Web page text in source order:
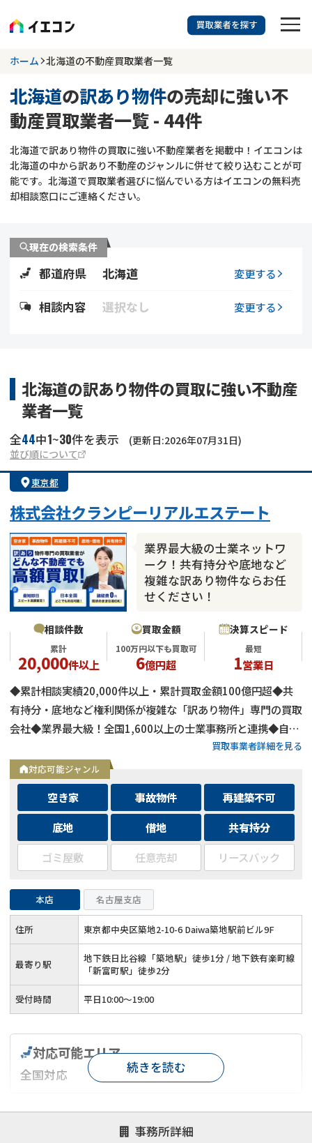
訳あり物件に強い業者を探す
北海道 相談内容を選択
更新日 :2026年07月31日
業者を探す
空き家
再建築不可
ゴミ屋敷
リースバック
不動産コラム
不動産売却
訳あり不動産
土地売却
借地 不動産リースバック
任意売却
アンケート調査
ホーム 北海道の不動産買取業者一覧
北海道の訳あり物件の売却に強い不
動産買取業者一覧 - 44件
北海道で訳あり物件の買取に強い不動産業者を掲載中！イエコンは
北海道の中から訳あり不動産のジャンルに併せて絞り込むことが可
能です。北海道で買取業者選びに悩んでいる方はイエコンの無料売
却相談窓口にご連絡ください。
現在の検索条件
都道府県 北海道 変更する
相談内容 選択なし 変更する
北海道の訳あり物件の買取に強い不動産
業者一覧
全44中1~30件を表示
(更新日:2026年07月31日)
並び順について
東京都
株式会社クランピーリアルエステート
業界最大級の士業ネットワ
ーク！共有持分や底地など
複雑な訳あり物件ならお任
せください！
相談件数
累計
20,000件以上
買取金額
100万円以下も買取可
6億円超
決算スピード
最短
1営業日
◆累計相談実績20,000件以上・累計買取金額100億円超◆共
有持分・底地など権利関係が複雑な「訳あり物件」専門の買取
会社◆業界最大級！全国1,600以上の士業事務所と連携◆自己
資金による買取のため、融資審査を待たず最短即日で決済可能
◆士業事務所や大手不動産会社からの相談実績も多数
買取事業者詳細を見る
対応可能ジャンル
空き家 事故物件
再建築不可
底地
借地
共有持分
ゴミ屋敷
任意売却 リースバック
本店 名古屋支店
住所 東京都中央区築地2-10-6 Daiwa築地駅前ビル9F
最寄り駅
地下鉄日比谷線「築地駅」徒歩1分 / 地下鉄有楽町線
「新富町駅」徒歩2分
受付時間 平日10:00～19:00
事務所詳細
対応可能エリア
全国対応
対応が親身 オンライン面談可能
レスポンスが早い
1億円以上の買取可
続きを読む